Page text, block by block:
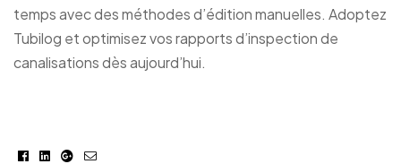
temps avec des méthodes d’édition manuelles. Adoptez
Tubilog et optimisez vos rapports d’inspection de
canalisations dès aujourd’hui.
Facebook
LinkedinGoogle+
E-